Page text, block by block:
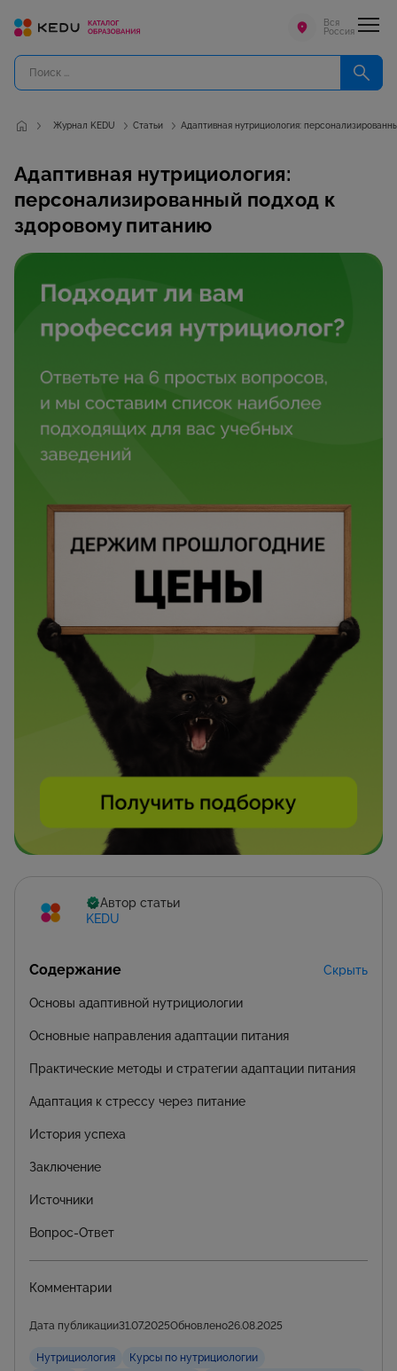
Вся
Россия
Журнал KEDU Статьи Адаптивная нутрициология:
Адаптивная нутрициология:
персонализированный подход к
здоровому питанию
Автор статьи
KEDU
Содержание Скрыть
Основы адаптивной нутрициологии
Основные направления адаптации питания
Практические методы и стратегии адаптации питания
Адаптация к стрессу через питание
История успеха
Заключение
Источники
Вопрос-Ответ
Комментарии
Дата публикации31.07.2025Обновлено26.08.2025
Нутрициология
Курсы по нутрициологии